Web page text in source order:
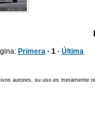
Primera · 1 ·Última
autores, su uso es meramente